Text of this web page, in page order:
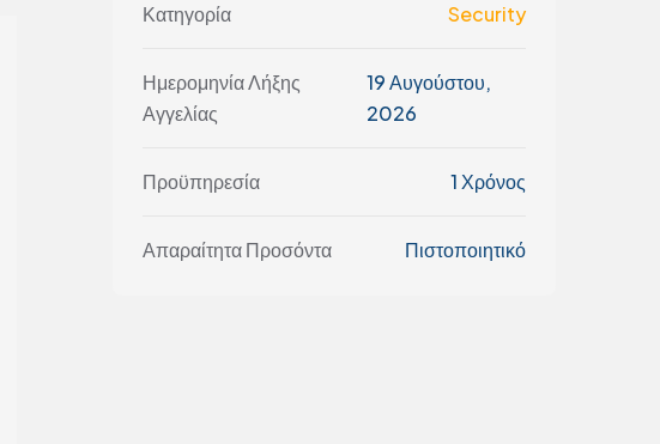
Κατηγορία Security
Ημερομηνία Λήξης
Αγγελίας
19 Αυγούστου,
2026
Προϋπηρεσία 1 Χρόνος
Απαραίτητα Προσόντα Πιστοποιητικό